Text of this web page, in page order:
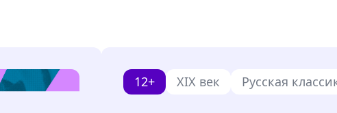
12+ XIX век Русская